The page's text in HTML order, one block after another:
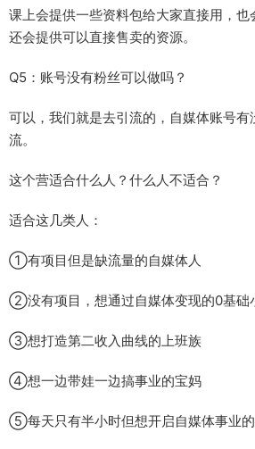
课上会提供一些资料包给大家直接用，也
还会提供可以直接售卖的资源。​
Q5：账号没有粉丝可以做吗？​
可以，我们就是去引流的，自媒体账号有
流。​
这个营适合什么人？什么人不适合？​
适合这几类人：​
①有项目但是缺流量的自媒体人​
②没有项目，想通过自媒体变现的0基础
③想打造第二收入曲线的上班族​
④想一边带娃一边搞事业的宝妈​
⑤每天只有半小时但想开启自媒体事业